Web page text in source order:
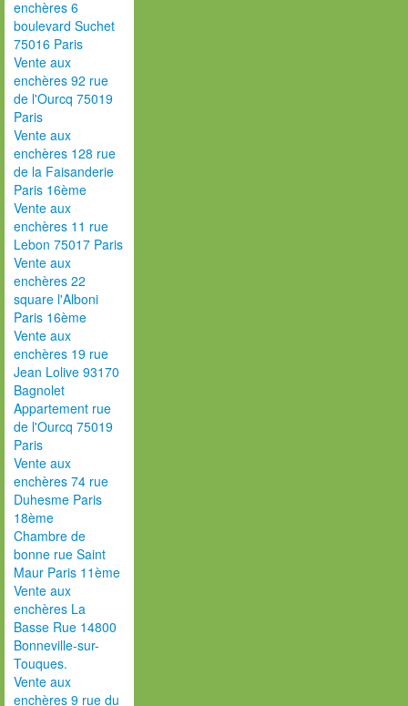
enchères 6
boulevard Suchet
75016 Paris
Vente aux
enchères 92 rue
de l'Ourcq 75019
Paris
Vente aux
enchères 128 rue
de la Faisanderie
Paris 16ème
Vente aux
enchères 11 rue
Lebon 75017 Paris
Vente aux
enchères 22
square l'Alboni
Paris 16ème
Vente aux
enchères 19 rue
Jean Lolive 93170
Bagnolet
Appartement rue
de l'Ourcq 75019
Paris
Vente aux
enchères 74 rue
Duhesme Paris
18ème
Chambre de
bonne rue Saint
Maur Paris 11ème
Vente aux
enchères La
Basse Rue 14800
Bonneville-sur-
Touques.
Vente aux
enchères 9 rue du